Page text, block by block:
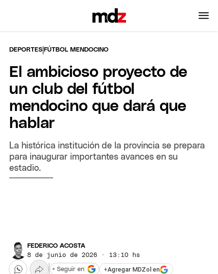
DEPORTES |FÚTBOL MENDOCINO
El ambicioso proyecto de
un club del fútbol
mendocino que dará que
hablar
La histórica institución de la provincia se prepara
para inaugurar importantes avances en su
estadio.
FEDERICO ACOSTA
8 de junio de 2026 · 13:10 hs
+Agregar MDZol en
+ Seguir en